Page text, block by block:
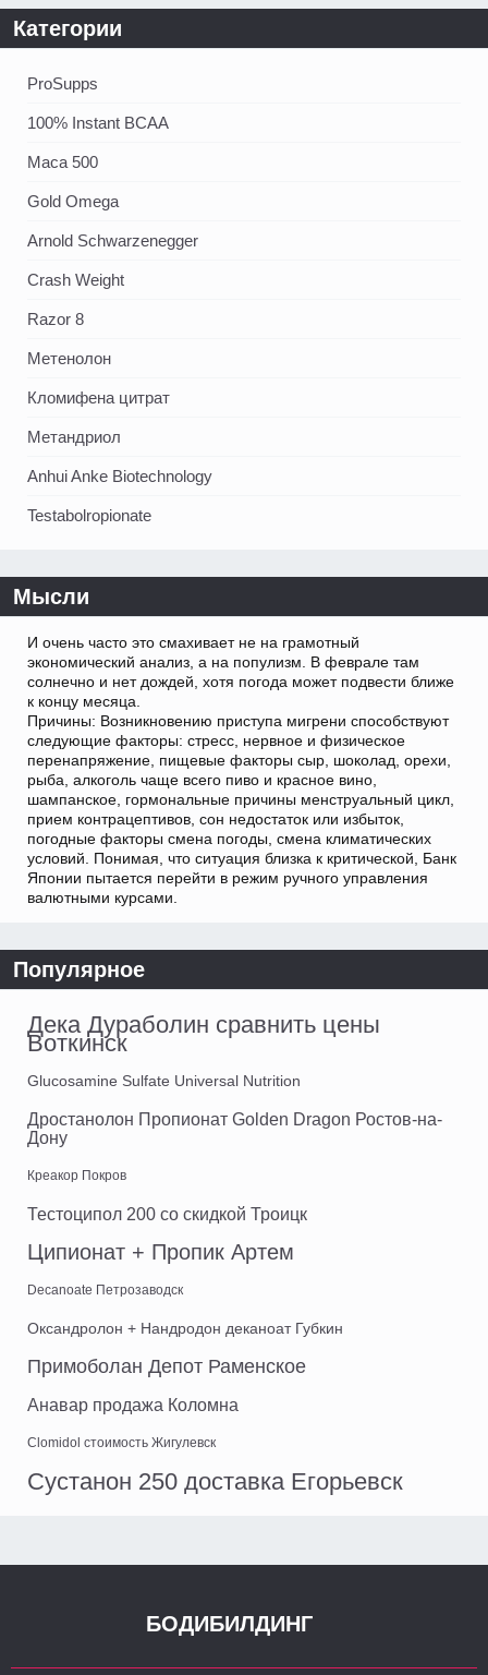
Категории
ProSupps
100% Instant BCAA
Maca 500
Gold Omega
Arnold Schwarzenegger
Crash Weight
Razor 8
Метенолон
Кломифена цитрат
Метандриол
Anhui Anke Biotechnology
Testabolropionate
Мысли
И очень часто это смахивает не на грамотный
экономический анализ, а на популизм. В феврале там
солнечно и нет дождей, хотя погода может подвести ближе
к концу месяца.
Причины: Возникновению приступа мигрени способствуют
следующие факторы: стресс, нервное и физическое
перенапряжение, пищевые факторы сыр, шоколад, орехи,
рыба, алкоголь чаще всего пиво и красное вино,
шампанское, гормональные причины менструальный цикл,
прием контрацептивов, сон недостаток или избыток,
погодные факторы смена погоды, смена климатических
условий. Понимая, что ситуация близка к критической, Банк
Японии пытается перейти в режим ручного управления
валютными курсами.
Популярное
Дека Дураболин сравнить цены
Воткинск
Glucosamine Sulfate Universal Nutrition
Дростанолон Пропионат Golden Dragon Ростов-на-
Дону
Креакор Покров
Тестоципол 200 со скидкой Троицк
Ципионат + Пропик Артем
Decanoate Петрозаводск
Оксандролон + Нандродон деканоат Губкин
Примоболан Депот Раменское
Анавар продажа Коломна
Clomidol стоимость Жигулевск
Сустанон 250 доставка Егорьевск
БОДИБИЛДИНГ